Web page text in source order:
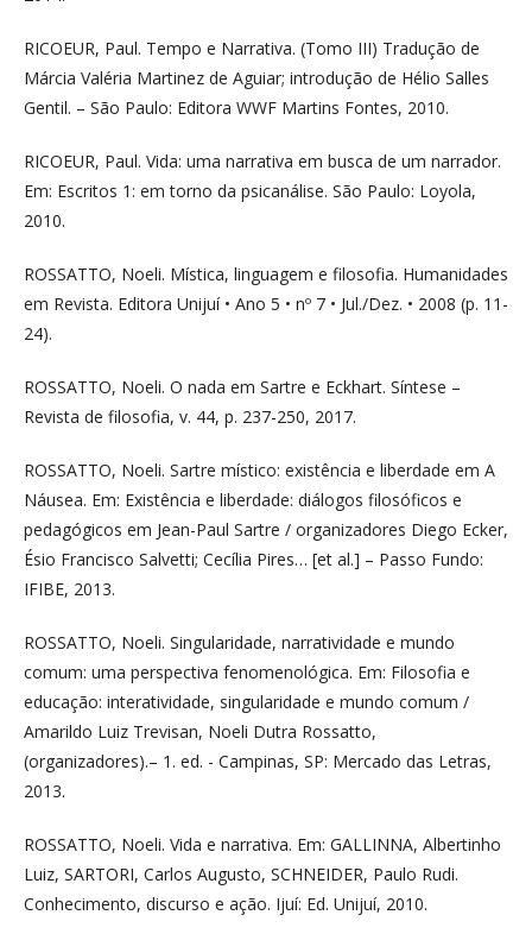
RICOEUR, Paul. Tempo e Narrativa. (Tomo III) Tradução de
Márcia Valéria Martinez de Aguiar; introdução de Hélio Salles
Gentil. – São Paulo: Editora WWF Martins Fontes, 2010.
RICOEUR, Paul. Vida: uma narrativa em busca de um narrador.
Em: Escritos 1: em torno da psicanálise. São Paulo: Loyola,
2010.
ROSSATTO, Noeli. Mística, linguagem e filosofia. Humanidades
em Revista. Editora Unijuí • Ano 5 • nº 7 • Jul./Dez. • 2008 (p. 11-
24).
ROSSATTO, Noeli. O nada em Sartre e Eckhart. Síntese –
Revista de filosofia, v. 44, p. 237-250, 2017.
ROSSATTO, Noeli. Sartre místico: existência e liberdade em A
Náusea. Em: Existência e liberdade: diálogos filosóficos e
pedagógicos em Jean-Paul Sartre / organizadores Diego Ecker,
Ésio Francisco Salvetti; Cecília Pires… [et al.] – Passo Fundo:
IFIBE, 2013.
ROSSATTO, Noeli. Singularidade, narratividade e mundo
comum: uma perspectiva fenomenológica. Em: Filosofia e
educação: interatividade, singularidade e mundo comum /
Amarildo Luiz Trevisan, Noeli Dutra Rossatto,
(organizadores).– 1. ed. - Campinas, SP: Mercado das Letras,
2013.
ROSSATTO, Noeli. Vida e narrativa. Em: GALLINNA, Albertinho
Luiz, SARTORI, Carlos Augusto, SCHNEIDER, Paulo Rudi.
Conhecimento, discurso e ação. Ijuí: Ed. Unijuí, 2010.